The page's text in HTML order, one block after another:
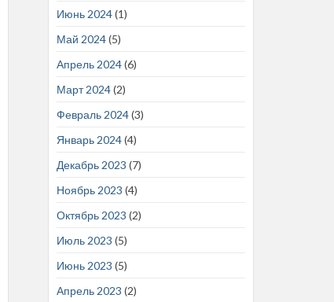
Июнь 2024(1)
Май 2024(5)
Апрель 2024(6)
Март 2024(2)
Февраль 2024(3)
Январь 2024(4)
Декабрь 2023 (7)
Ноябрь 2023 (4)
Октябрь 2023 (2)
Июль 2023 (5)
Июнь 2023 (5)
Апрель 2023 (2)